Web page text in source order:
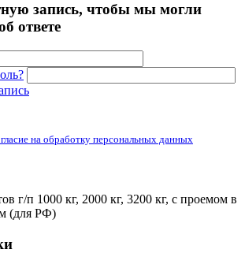
запись, чтобы мы могли
ответе
на обработку персональных данных
г/п 1000 кг, 2000 кг, 3200 кг, с проемом в
(для РФ)